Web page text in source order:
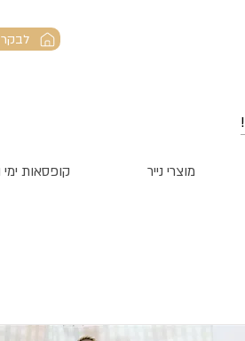
מוצרי נייר קופסאות